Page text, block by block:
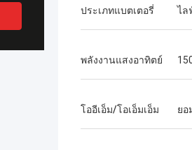
ประเภทแบตเตอรี่ ไล
พลังงานแสงอาทิตย์
โออีเอ็ม/โอเอ็มเอ็ม ยอ